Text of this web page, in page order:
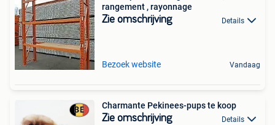
rangement , rayonnage
Zie omschrijving Details
Bezoek website Vandaag
Charmante Pekinees-pups te koop
Zie omschrijving Details